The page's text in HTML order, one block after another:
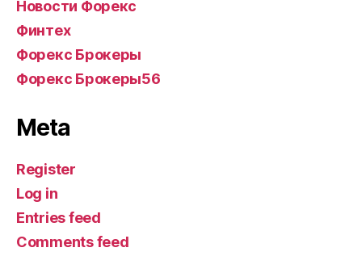
Новости Форекс
Финтех
Форекс Брокеры
Форекс Брокеры56
Meta
Register
Log in
Entries feed
Comments feed